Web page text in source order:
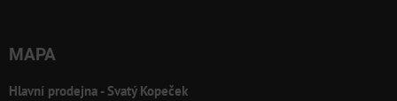
MAPA
Hlavní prodejna - Svatý Kopeček